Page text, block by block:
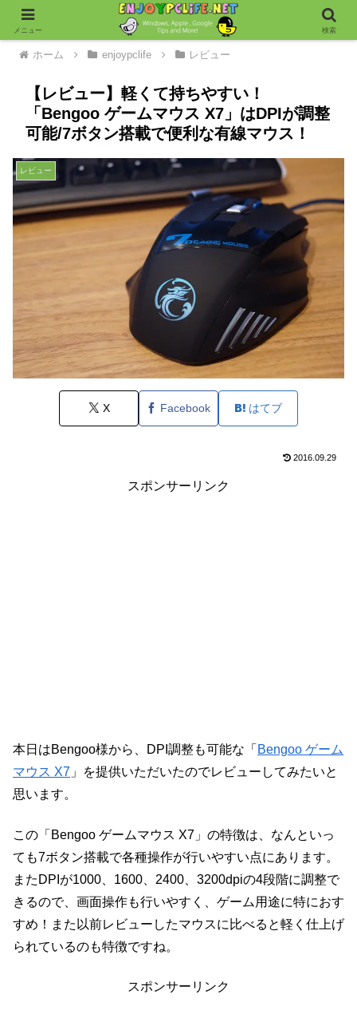
ホーム enjoypclife レビュー
【レビュー】軽くて持ちやすい！
「Bengoo ゲームマウス X7」はDPIが調整
可能/7ボタン搭載で便利な有線マウス！
レビュー
X Facebook はてブ
2016.09.29
スポンサーリンク
本日はBengoo様から、DPI調整も可能な「 Bengoo ゲーム
マウス X7 」を提供いただいたのでレビューしてみたいと
思います。
この「Bengoo ゲームマウス X7」の特徴は、なんといっ
ても7ボタン搭載で各種操作が行いやすい点にあります。
またDPIが1000、1600、2400、3200dpiの4段階に調整で
きるので、画面操作も行いやすく、ゲーム用途に特におす
すめ！また以前レビューしたマウスに比べると軽く仕上げ
られているのも特徴ですね。
スポンサーリンク
メニュー 検索